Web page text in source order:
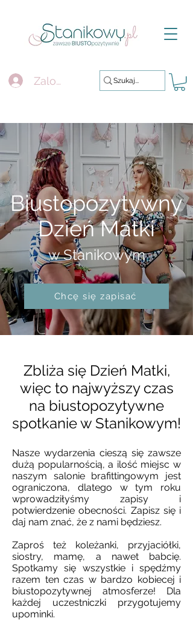
Zaloguj się
Biustopozytywny
Dzień Matki
w Stanikowym
Chcę się zapisać
Zbliża się Dzień Matki,
więc to najwyższy czas
na biustopozytywne
spotkanie w Stanikowym!
Nasze wydarzenia cieszą się zawsze
dużą popularnością, a ilość miejsc w
naszym salonie brafittingowym jest
ograniczona, dlatego w tym roku
wprowadziłyśmy zapisy i
potwierdzenie obecności. Zapisz się i
daj nam znać, że z nami będziesz.
Zaproś też koleżanki, przyjaciółki,
siostry, mamę, a nawet babcię.
Spotkamy się wszystkie i spędźmy
razem ten czas w bardzo kobiecej i
biustopozytywnej atmosferze! Dla
każdej uczestniczki przygotujemy
upominki.